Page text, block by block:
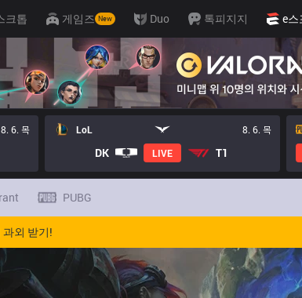
크톱 게임즈 New Duo 톡피지지 e스
8. 6. 목 LoL 8. 6. 목
DK LIVE T1
PUBG
외 받기!